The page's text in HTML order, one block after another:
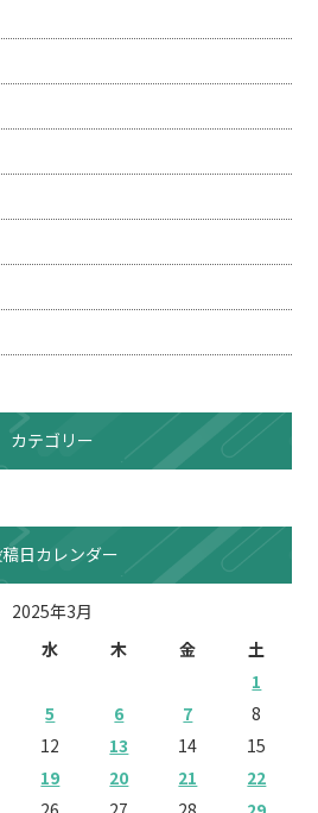
カテゴリー
日カレンダー
2025年3月
水 木 金
土
1
5 6 7
8
12 13 14
15
19 20 21
22